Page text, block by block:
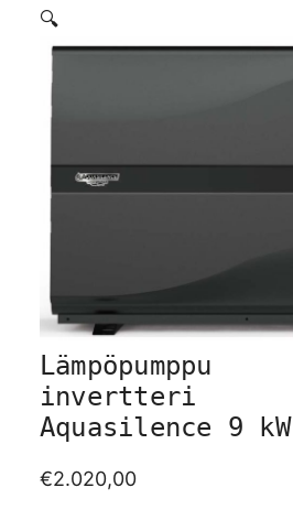
🔍
Lämpöpumppu
invertteri
Aquasilence 9 kW
€2.020,00